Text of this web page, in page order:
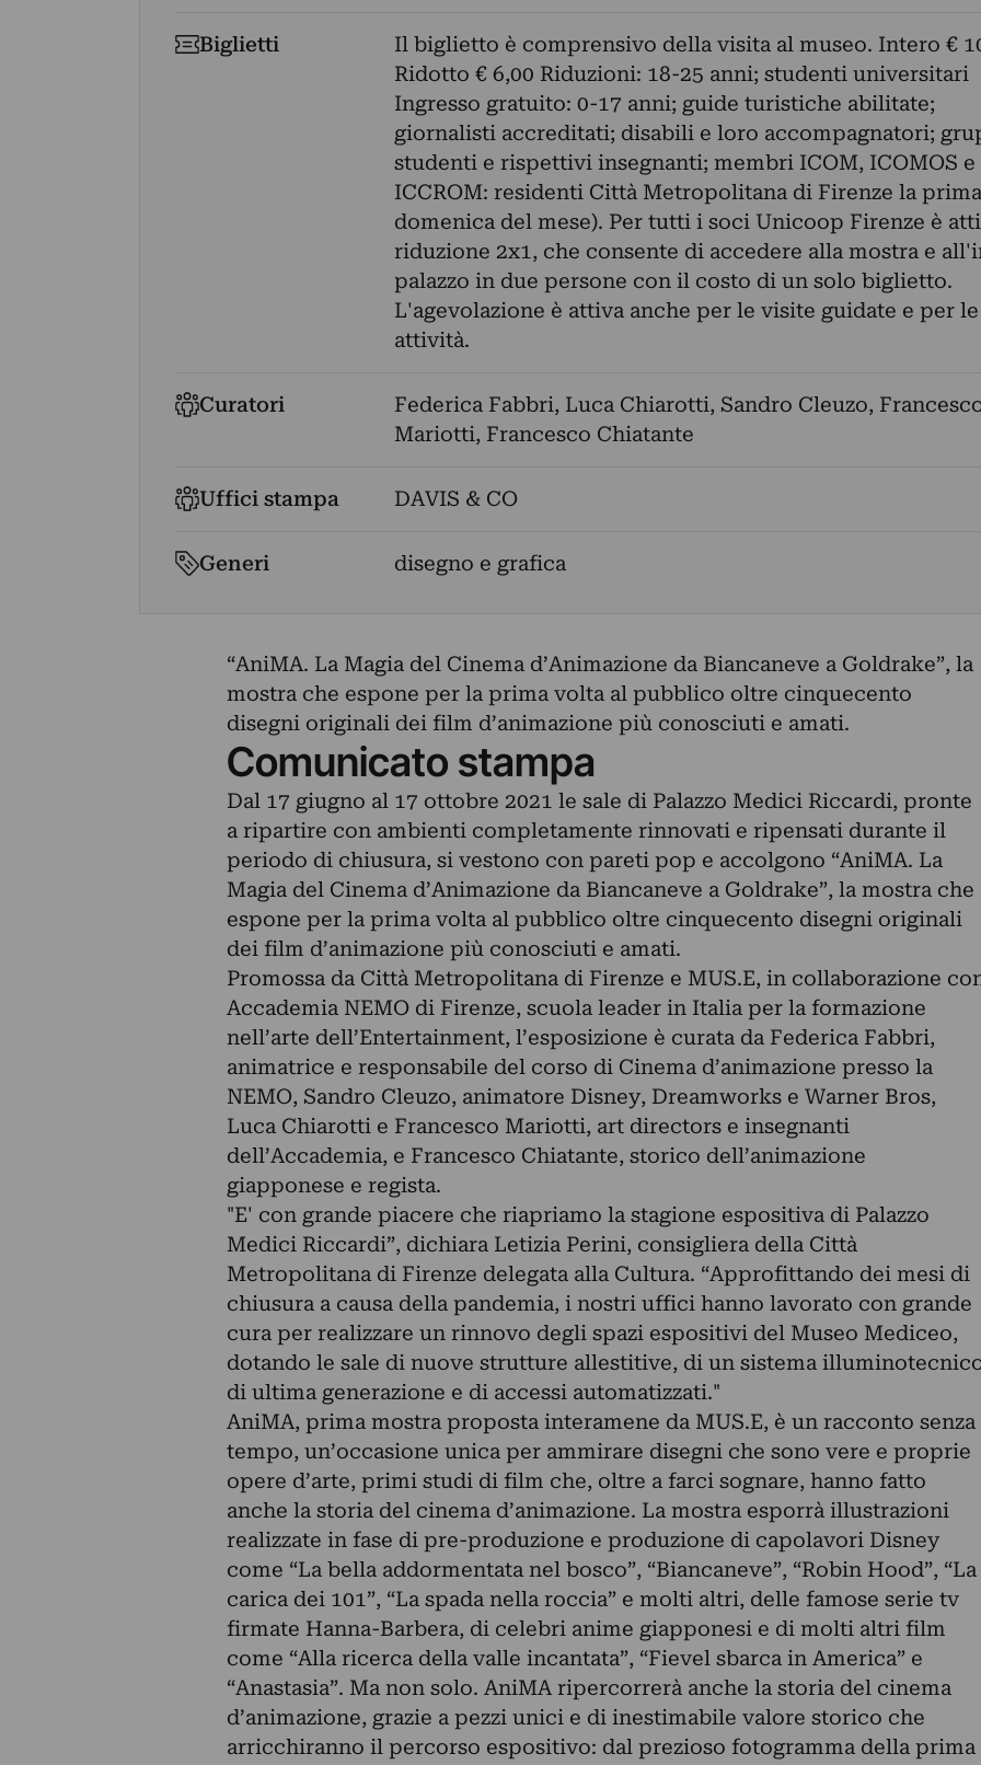
Biglietti
Il biglietto è comprensivo della visita al museo. Intero €
Ridotto € 6,00 Riduzioni: 18-25 anni; studenti universitari
Ingresso gratuito: 0-17 anni; guide turistiche abilitate;
giornalisti accreditati; disabili e loro accompagnatori;
studenti e rispettivi insegnanti; membri ICOM, ICOMOS e
ICCROM: residenti Città Metropolitana di Firenze la prima
domenica del mese). Per tutti i soci Unicoop Firenze è
riduzione 2x1, che consente di accedere alla mostra e
palazzo in due persone con il costo di un solo biglietto.
L'agevolazione è attiva anche per le visite guidate e per le
attività.
Curatori Federica Fabbri, Luca Chiarotti, Sandro Cleuzo,
Mariotti, Francesco Chiatante
Uffici stampa DAVIS & CO
Generi disegno e grafica
“AniMA. La Magia del Cinema d’Animazione da Biancaneve a Goldrake”, la
mostra che espone per la prima volta al pubblico oltre cinquecento
disegni originali dei film d’animazione più conosciuti e amati.
Comunicato stampa
Dal 17 giugno al 17 ottobre 2021 le sale di Palazzo Medici Riccardi, pronte
a ripartire con ambienti completamente rinnovati e ripensati durante il
periodo di chiusura, si vestono con pareti pop e accolgono “AniMA. La
Magia del Cinema d’Animazione da Biancaneve a Goldrake”, la mostra che
espone per la prima volta al pubblico oltre cinquecento disegni originali
dei film d’animazione più conosciuti e amati.
Promossa da Città Metropolitana di Firenze e MUS.E, in collaborazione
Accademia NEMO di Firenze, scuola leader in Italia per la formazione
nell’arte dell’Entertainment, l’esposizione è curata da Federica Fabbri,
animatrice e responsabile del corso di Cinema d’animazione presso la
NEMO, Sandro Cleuzo, animatore Disney, Dreamworks e Warner Bros,
Luca Chiarotti e Francesco Mariotti, art directors e insegnanti
dell’Accademia, e Francesco Chiatante, storico dell’animazione
giapponese e regista.
"E' con grande piacere che riapriamo la stagione espositiva di Palazzo
Medici Riccardi”, dichiara Letizia Perini, consigliera della Città
Metropolitana di Firenze delegata alla Cultura. “Approfittando dei mesi di
chiusura a causa della pandemia, i nostri uffici hanno lavorato con grande
cura per realizzare un rinnovo degli spazi espositivi del Museo Mediceo,
dotando le sale di nuove strutture allestitive, di un sistema
di ultima generazione e di accessi automatizzati."
AniMA, prima mostra proposta interamene da MUS.E, è un racconto senza
tempo, un’occasione unica per ammirare disegni che sono vere e proprie
opere d’arte, primi studi di film che, oltre a farci sognare, hanno fatto
anche la storia del cinema d’animazione. La mostra esporrà illustrazioni
realizzate in fase di pre-produzione e produzione di capolavori Disney
come “La bella addormentata nel bosco”, “Biancaneve”, “Robin Hood”, “La
carica dei 101”, “La spada nella roccia” e molti altri, delle famose serie tv
firmate Hanna-Barbera, di celebri anime giapponesi e di molti altri film
come “Alla ricerca della valle incantata”, “Fievel sbarca in America” e
“Anastasia”. Ma non solo. AniMA ripercorrerà anche la storia del cinema
d’animazione, grazie a pezzi unici e di inestimabile valore storico che
arricchiranno il percorso espositivo: dal prezioso fotogramma della prima